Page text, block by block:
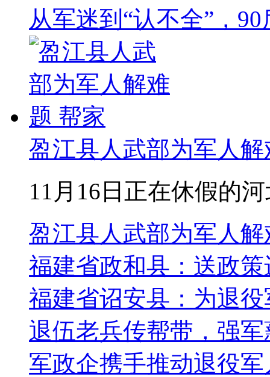
从军迷到“认不全”，
盈江县人武部为军人
11月16日正在休假的
盈江县人武部为军人
福建省政和县：送政
福建省诏安县：为退
退伍老兵传帮带，强
军政企携手推动退役